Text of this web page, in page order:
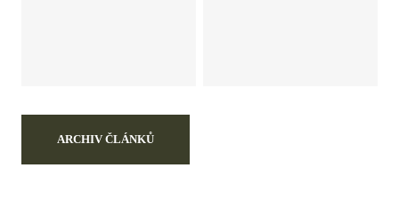
ARCHIV ČLÁNKŮ